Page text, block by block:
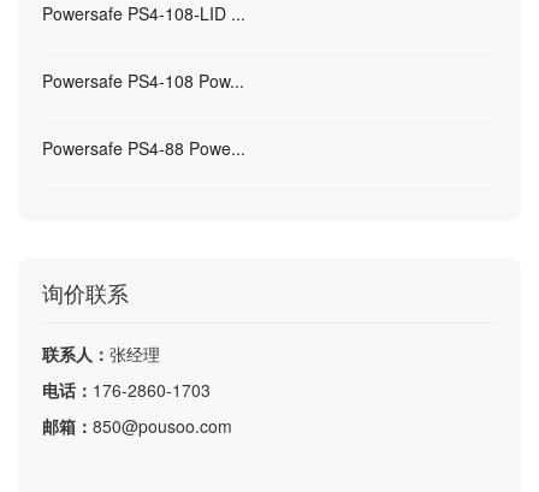
Powersafe PS4-108-LID ...
Powersafe PS4-108 Pow...
Powersafe PS4-88 Powe...
询价联系
联系人： 张经理
电话： 176-2860-1703
邮箱： 850@pousoo.com